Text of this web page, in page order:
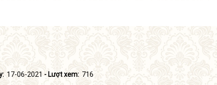
17-06-2021 - Lượt xem: 716